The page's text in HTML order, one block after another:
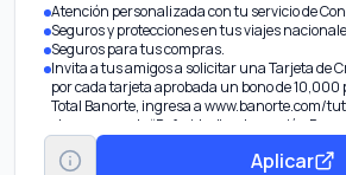
Atención personalizada con tu servicio de
Seguros y protecciones en tus viajes
Seguros para tus compras.
Invita a tus amigos a solicitar una Tarjeta de
por cada tarjeta aprobada un bono de 10,000
Total Banorte, ingresa a www.banorte.com/
el programa de “Referidos” en la sección
Aplicar